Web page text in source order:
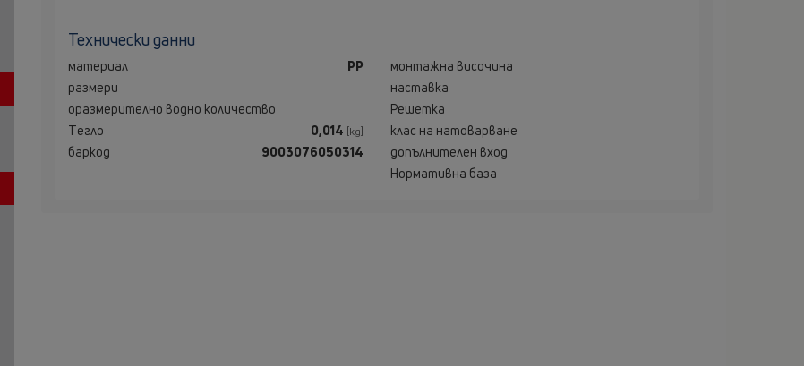
Технически данни
материал
PP
размери
оразмерително водно количество
Tегло
0,014 [kg]
баркод 9003076050314
монтажна височина
наставка
Решетка
клас на натоварване
допълнителен вход
Нормативна база